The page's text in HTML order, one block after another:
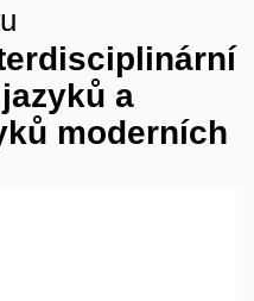
a
moderních